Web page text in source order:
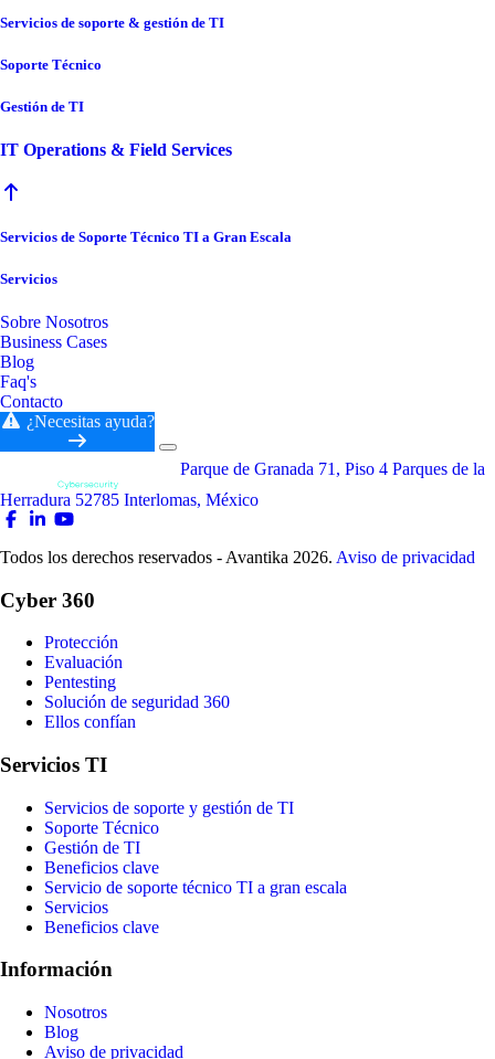
Servicios de soporte & gestión de TI
Soporte Técnico
Gestión de TI
IT Operations & Field Services
Servicios de Soporte Técnico TI a Gran Escala
Servicios
Sobre Nosotros
Business Cases
Blog
Faq's
Contacto
¿Necesitas ayuda?
Parque de Granada 71, Piso 4 Parques de la
Herradura 52785 Interlomas, México
Todos los derechos reservados - Avantika 2026. Aviso de privacidad
Cyber 360
Protección
Evaluación
Pentesting
Solución de seguridad 360
Ellos confían
Servicios TI
Servicios de soporte y gestión de TI
Soporte Técnico
Gestión de TI
Beneficios clave
Servicio de soporte técnico TI a gran escala
Servicios
Beneficios clave
Información
Nosotros
Blog
Aviso de privacidad